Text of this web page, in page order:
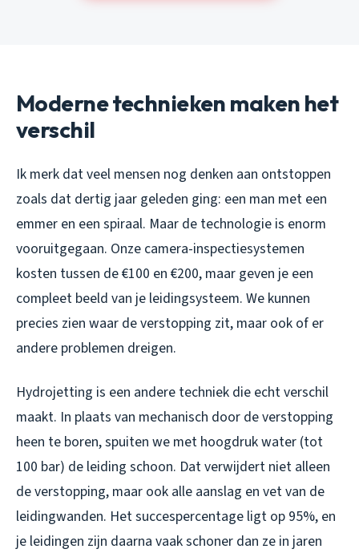
Moderne technieken maken het
verschil
Ik merk dat veel mensen nog denken aan ontstoppen
zoals dat dertig jaar geleden ging: een man met een
emmer en een spiraal. Maar de technologie is enorm
vooruitgegaan. Onze camera-inspectiesystemen
kosten tussen de €100 en €200, maar geven je een
compleet beeld van je leidingsysteem. We kunnen
precies zien waar de verstopping zit, maar ook of er
andere problemen dreigen.
Hydrojetting is een andere techniek die echt verschil
maakt. In plaats van mechanisch door de verstopping
heen te boren, spuiten we met hoogdruk water (tot
100 bar) de leiding schoon. Dat verwijdert niet alleen
de verstopping, maar ook alle aanslag en vet van de
leidingwanden. Het succespercentage ligt op 95%, en
je leidingen zijn daarna vaak schoner dan ze in jaren